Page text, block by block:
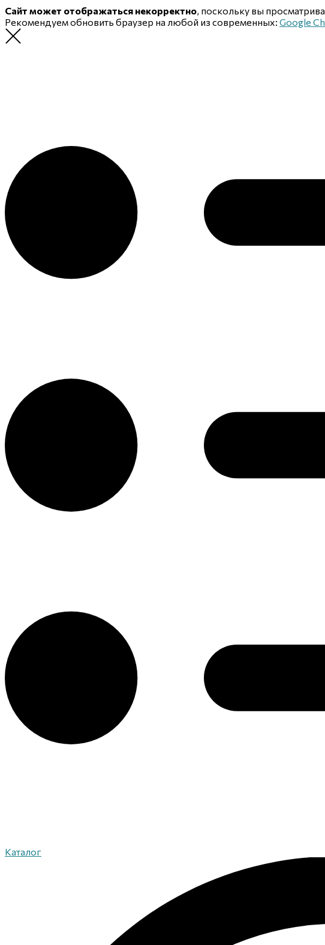
Сайт может отображаться некорректно, поскольку вы
Рекомендуем обновить браузер на любой из современных: Google
Каталог